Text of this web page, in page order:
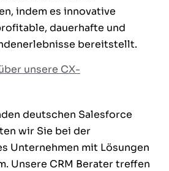
indem es innovative
dauerhafte und
bereitstellt.
unsere CX-
deutschen Salesforce
wir Sie bei der
Unternehmen mit Lösungen
Unsere CRM Berater treffen